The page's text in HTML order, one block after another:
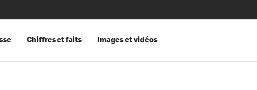
Chiffres et faits Images et vidéos